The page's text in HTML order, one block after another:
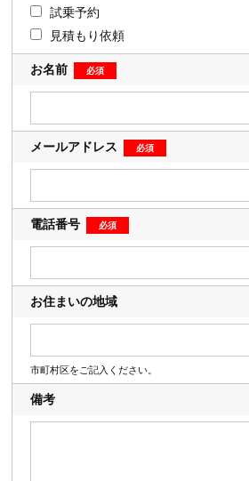
試乗予約
見積もり依頼
お名前
メールアドレス
電話番号
お住まいの地域
市町村区をご記入ください。
備考